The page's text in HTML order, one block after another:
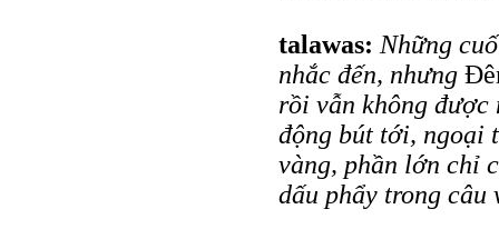
talawas: Những
nhắc đến, nhưng
rồi vẫn không được
động bút tới, ngoại
vàng, phần lớn chỉ
dấu phẩy trong câu